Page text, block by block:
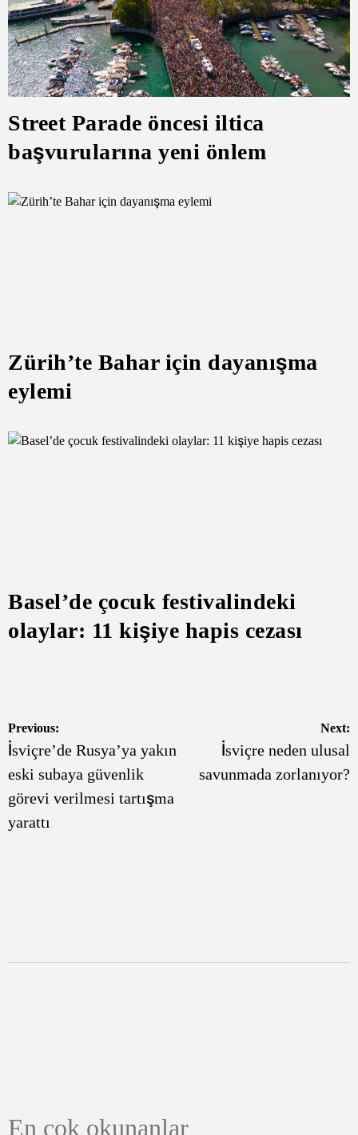
Street Parade öncesi iltica
başvurularına yeni önlem
Zürih’te Bahar için dayanışma
eylemi
Basel’de çocuk festivalindeki
olaylar: 11 kişiye hapis cezası
Yazı
gezinmesi
Previous:
İsviçre’de Rusya’ya yakın
eski subaya güvenlik
görevi verilmesi tartışma
yarattı
Next:
İsviçre neden ulusal
savunmada zorlanıyor?
En çok okunanlar